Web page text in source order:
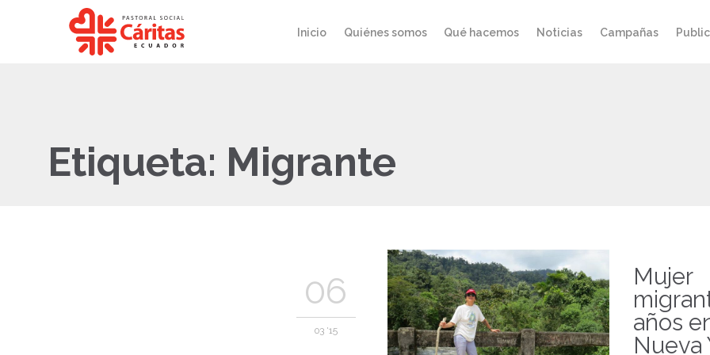
Inicio Quiénes somos Qué hacemos Noticias Campañas
Etiqueta: Migrante
06
03 '15
Mujer
años
Nueva